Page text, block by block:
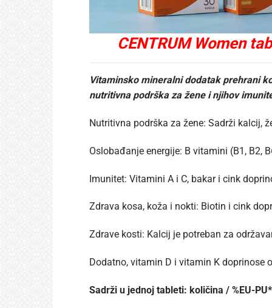
CENTRUM Women
Vitaminsko mineralni dodatak prehrani
nutritivna podrška za žene i njihov
Nutritivna podrška za žene: Sadrži kalcij,
Oslobađanje energije: B vitamini (B1, B2,
Imunitet: Vitamini A i C, bakar i cink
Zdrava kosa, koža i nokti: Biotin i cink
Zdrave kosti: Kalcij je potreban za
Dodatno, vitamin D i vitamin K doprinose
Sadrži u jednoj tableti: količina / %EU-